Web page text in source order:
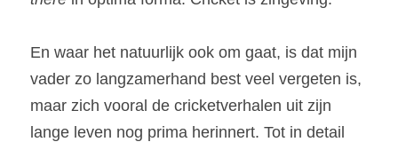
En waar het natuurlijk ook om gaat, is dat mijn
vader zo langzamerhand best veel vergeten is,
maar zich vooral de cricketverhalen uit zijn
lange leven nog prima herinnert. Tot in detail